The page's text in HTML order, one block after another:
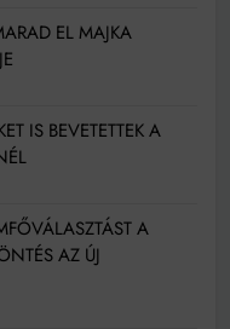
EL MAJKA
IS BEVETETTEK A
A
AZ ÚJ